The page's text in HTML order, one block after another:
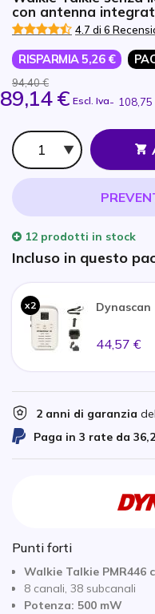
con antenna
4.7 di 6
RISPARMIA 5,26 €
94,40 €
89,14 € Escl. Iva- 108,75
Qtà
12 prodotti in stock
Incluso in questo
x2 Dynascan
44,57 €
2 anni di garanzia
Paga in 3 rate da
Punti forti
Walkie Talkie
8 canali, 38 subcanali
Potenza: 500 mW